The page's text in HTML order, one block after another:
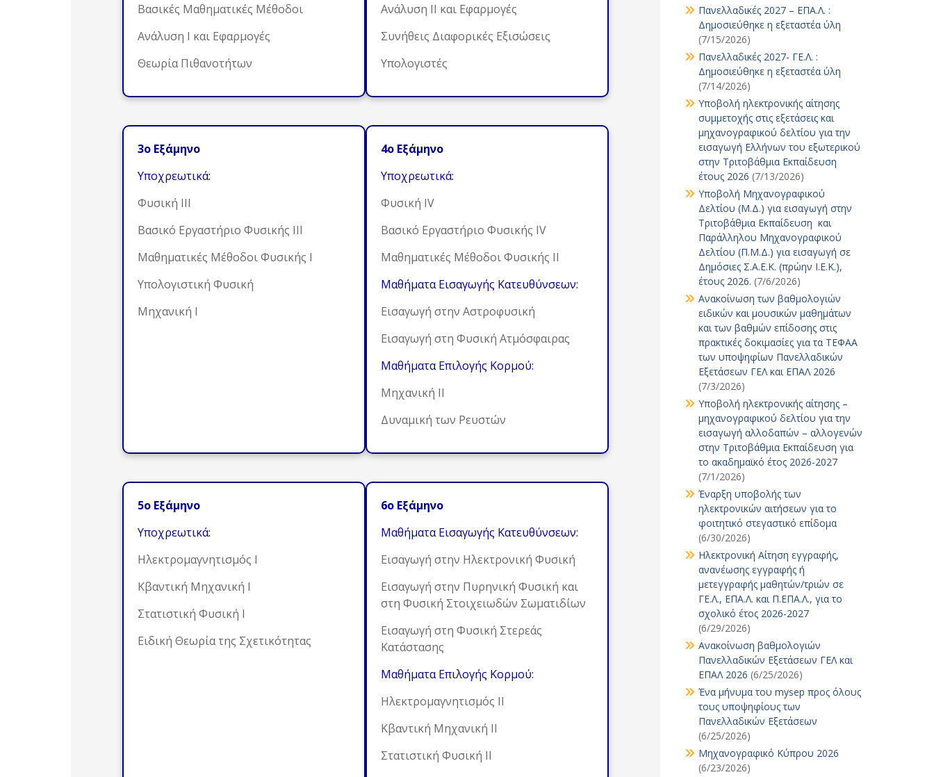
Βασικές Μαθηματικές Μέθοδοι
Ανάλυση Ι και Εφαρμογές
Θεωρία Πιθανοτήτων
Ανάλυση ΙΙ και Εφαρμογές
Συνήθεις Διαφορικές Εξισώσεις
Υπολογιστές
3ο Εξάμηνο
Υποχρεωτικά:
Φυσική ΙΙΙ
Βασικό Εργαστήριο Φυσικής ΙΙΙ
Μαθηματικές Μέθοδοι Φυσικής Ι
Υπολογιστική Φυσική
Μηχανική Ι
4ο Εξάμηνο
Υποχρεωτικά:
Φυσική ΙV
Βασικό Εργαστήριο Φυσικής ΙV
Μαθηματικές Μέθοδοι Φυσικής ΙI
Μαθήματα Εισαγωγής Κατευθύνσεων:
Εισαγωγή στην Αστροφυσική
Εισαγωγή στη Φυσική Ατμόσφαιρας
Μαθήματα Επιλογής Κορμού:
Μηχανική ΙΙ
Δυναμική των Ρευστών
5ο Εξάμηνο
Υποχρεωτικά:
Ηλεκτρομαγνητισμός Ι
Κβαντική Μηχανική Ι
Στατιστική Φυσική I
Ειδική Θεωρία της Σχετικότητας
6ο Εξάμηνο
Μαθήματα Εισαγωγής Κατευθύνσεων:
Εισαγωγή στην Ηλεκτρονική Φυσική
Εισαγωγή στην Πυρηνική Φυσική και
στη Φυσική Στοιχειωδών Σωματιδίων
Εισαγωγή στη Φυσική Στερεάς
Κατάστασης
Μαθήματα Επιλογής Κορμού:
Ηλεκτρομαγνητισμός ΙΙ
Κβαντική Μηχανική ΙΙ
Στατιστική Φυσική ΙΙ
Πανελλαδικές 2027 – ΕΠΑ.Λ. :
Δημοσιεύθηκε η εξεταστέα ύλη
(7/15/2026)
Πανελλαδικές 2027- ΓΕ.Λ. :
Δημοσιεύθηκε η εξεταστέα ύλη
(7/14/2026)
Υποβολή ηλεκτρονικής αίτησης
συμμετοχής στις εξετάσεις και
μηχανογραφικού δελτίου για την
εισαγωγή Ελλήνων του εξωτερικού
στην Τριτοβάθμια Εκπαίδευση
έτους 2026 (7/13/2026)
Υποβολή Μηχανογραφικού
Δελτίου (Μ.Δ.) για εισαγωγή στην
Τριτοβάθμια Εκπαίδευση και
Παράλληλου Μηχανογραφικού
Δελτίου (Π.Μ.Δ.) για εισαγωγή σε
Δημόσιες Σ.Α.Ε.Κ. (πρώην Ι.Ε.Κ.),
έτους 2026. (7/6/2026)
Ανακοίνωση των βαθμολογιών
ειδικών και μουσικών μαθημάτων
και των βαθμών επίδοσης στις
πρακτικές δοκιμασίες για τα ΤΕΦΑΑ
των υποψηφίων Πανελλαδικών
Εξετάσεων ΓΕΛ και ΕΠΑΛ 2026
(7/3/2026)
Υποβολή ηλεκτρονικής αίτησης –
μηχανογραφικού δελτίου για την
εισαγωγή αλλοδαπών – αλλογενών
στην Τριτοβάθμια Εκπαίδευση για
το ακαδημαϊκό έτος 2026-2027
(7/1/2026)
Έναρξη υποβολής των
ηλεκτρονικών αιτήσεων για το
φοιτητικό στεγαστικό επίδομα
(6/30/2026)
Ηλεκτρονική Αίτηση εγγραφής,
ανανέωσης εγγραφής ή
μετεγγραφής μαθητών/τριών σε
ΓΕ.Λ., ΕΠΑ.Λ. και Π.ΕΠΑ.Λ., για το
σχολικό έτος 2026-2027
(6/29/2026)
Ανακοίνωση βαθμολογιών
Πανελλαδικών Εξετάσεων ΓΕΛ και
ΕΠΑΛ 2026 (6/25/2026)
Ένα μήνυμα του mysep προς όλους
τους υποψηφίους των
Πανελλαδικών Εξετάσεων
(6/25/2026)
Μηχανογραφικό Κύπρου 2026
(6/23/2026)